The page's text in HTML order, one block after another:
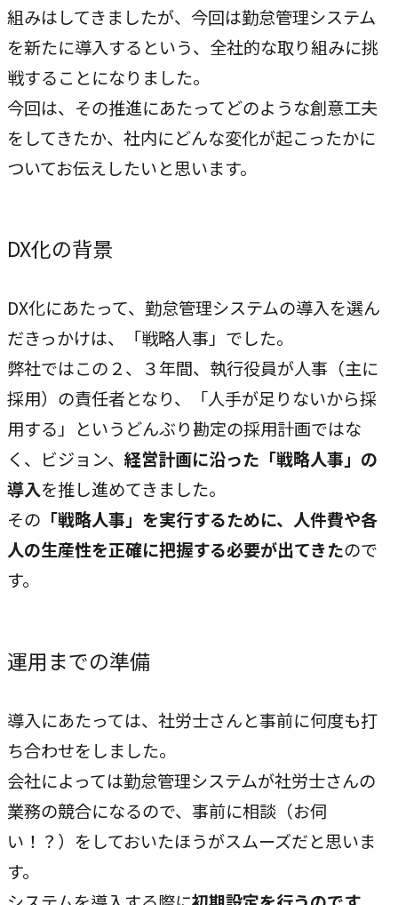
ビジョン
私たちが​描く​理想
実現したい世界観
→
実践する行動基準
存在意義
→
未来を共創する姿勢
カルチャー
→
変化を楽しむ組織風土
企業情報
ライオンハートの基本情報
LH&creatives Inc.
→
グループ会社（海外拠点）の紹介
役員紹介
→
組みはしてきましたが、今回は勤怠管理システム
を新たに導入するという、全社的な取り組みに挑
戦することになりました。
今回は、その推進にあたってどのような創意工夫
をしてきたか、社内にどんな変化が起こったかに
ついてお伝えしたいと思います。
DX化の背景
DX化にあたって、勤怠管理システムの導入を選ん
だきっかけは、「戦略人事」でした。
弊社ではこの２、３年間、執行役員が人事（主に
採用）の責任者となり、「人手が足りないから採
用する」というどんぶり勘定の採用計画ではな
く、ビジョン、 経営計画に沿った「戦略人事」の
導入を推し進めてきました。
その 「戦略人事」を実行するために、人件費や各
人の生産性を正確に把握する必要が出てきたので
す。
運用までの準備
導入にあたっては、社労士さんと事前に何度も打
ち合わせをしました。
会社によっては勤怠管理システムが社労士さんの
業務の競合になるので、事前に相談（お伺
い！？）をしておいたほうがスムーズだと思いま
す。